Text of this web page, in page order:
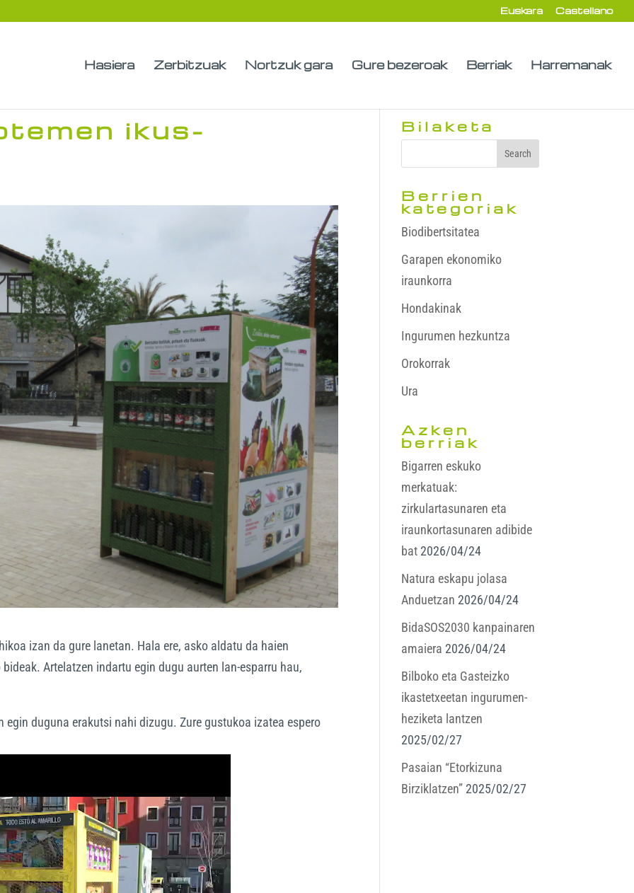
Euskara Castellano
Hasiera Zerbitzuak Nortzuk gara Gure bezeroak Berriak Harremanak
ikus-
izan da gure lanetan. Hala ere, asko aldatu da haien
Artelatzen indartu egin dugu aurten lan-esparru hau,
duguna erakutsi nahi dizugu. Zure gustukoa izatea espero
Bilaketa
Berrien
kategoriak
Biodibertsitatea
Garapen ekonomiko
iraunkorra
Hondakinak
Ingurumen hezkuntza
Orokorrak
Ura
Azken
berriak
Bigarren eskuko
merkatuak:
zirkulartasunaren eta
iraunkortasunaren adibide
bat 2026/04/24
Natura eskapu jolasa
Anduetzan 2026/04/24
BidaSOS2030 kanpainaren
amaiera 2026/04/24
Bilboko eta Gasteizko
ikastetxeetan ingurumen-
heziketa lantzen
2025/02/27
Pasaian “Etorkizuna
Birziklatzen” 2025/02/27